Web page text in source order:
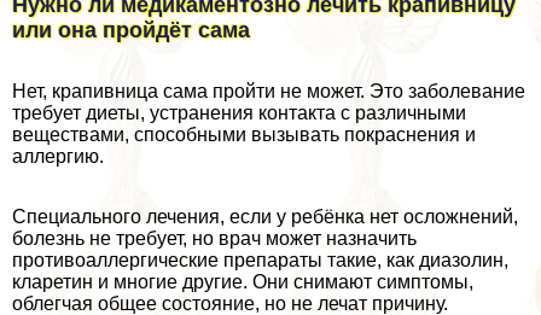
или она пройдёт сама
Нет, крапивница сама пройти не может. Это заболевание
требует диеты, устранения контакта с различными
веществами, способными вызывать покраснения и
аллергию.
Специального лечения, если у ребёнка нет осложнений,
болезнь не требует, но врач может назначить
противоаллергические препараты такие, как диазолин,
кларетин и многие другие. Они снимают симптомы,
облегчая общее состояние, но не лечат причину.